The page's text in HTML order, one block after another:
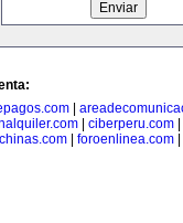
|
ciberperu.com
| foroenlinea.com|